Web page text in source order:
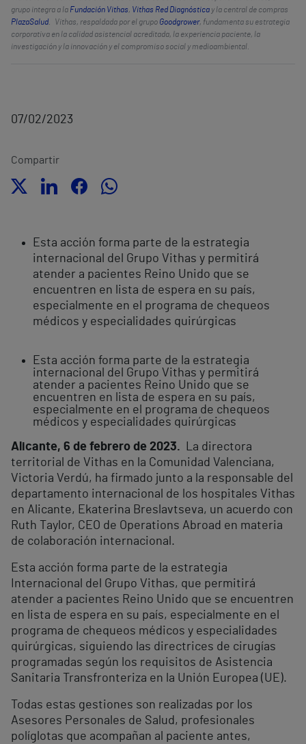
grupo integra a la Fundación Vithas, Vithas Red Diagnóstica y la central de compras
PlazaSalud . Vithas, respaldada por el grupo Goodgrower, fundamenta su estrategia
corporativa en la calidad asistencial acreditada, la experiencia paciente, la
investigación y la innovación y el compromiso social y medioambiental.
07/02/2023
Compartir
Esta acción forma parte de la estrategia
internacional del Grupo Vithas y permitirá
atender a pacientes Reino Unido que se
encuentren en lista de espera en su país,
especialmente en el programa de chequeos
médicos y especialidades quirúrgicas
Esta acción forma parte de la estrategia
internacional del Grupo Vithas y permitirá
atender a pacientes Reino Unido que se
encuentren en lista de espera en su país,
especialmente en el programa de chequeos
médicos y especialidades quirúrgicas
Alicante, 6 de febrero de 2023.
La directora
territorial de Vithas en la Comunidad Valenciana,
Victoria Verdú, ha firmado junto a la responsable del
departamento internacional de los hospitales Vithas
en Alicante, Ekaterina Breslavtseva, un acuerdo con
Ruth Taylor, CEO de Operations Abroad en materia
de colaboración internacional.
Esta acción forma parte de la estrategia
Internacional del Grupo Vithas, que permitirá
atender a pacientes Reino Unido que se encuentren
en lista de espera en su país, especialmente en el
programa de chequeos médicos y especialidades
quirúrgicas, siguiendo las directrices de cirugías
programadas según los requisitos de Asistencia
Sanitaria Transfronteriza en la Unión Europea (UE).
Todas estas gestiones son realizadas por los
Asesores Personales de Salud, profesionales
políglotas que acompañan al paciente antes,